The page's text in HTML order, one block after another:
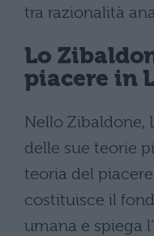
tra razionalità
Lo
piacere in
Nello Zibaldone,
delle sue teorie
teoria del
costituisce il
umana e spiega